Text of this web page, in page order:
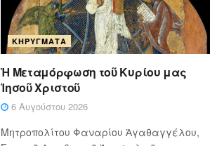
ΚΗΡΎΓΜΑΤΑ
Ἡ Μεταμόρφωση τοῦ Κυρίου μας
Ἰησοῦ Χριστοῦ
6 Αυγούστου 2026
Μητροπολίτου Φαναρίου Ἀγαθαγγέλου,